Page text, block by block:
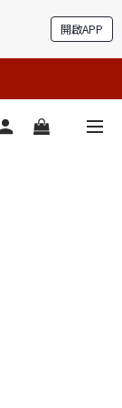
開啟APP